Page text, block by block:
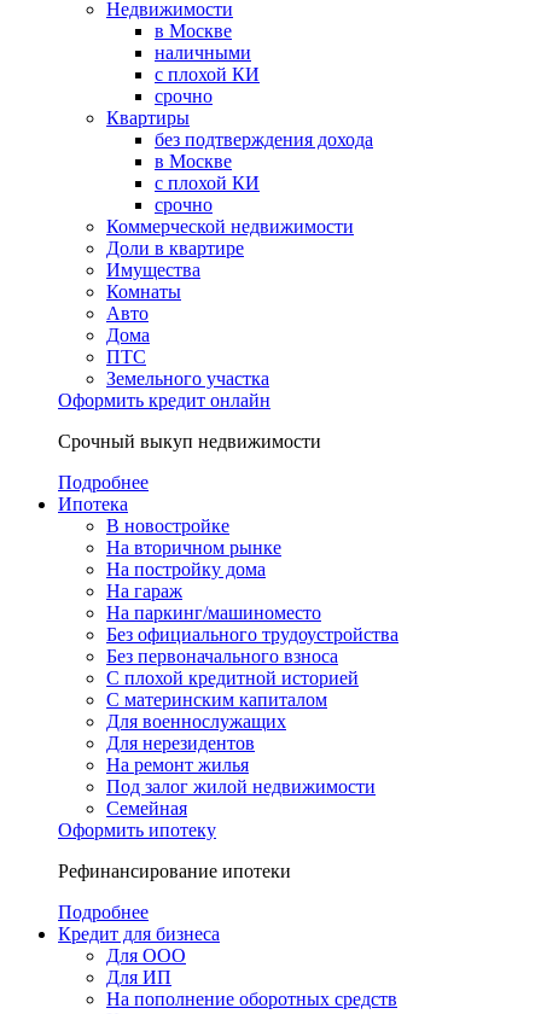
Недвижимости
в Москве
наличными
с плохой КИ
срочно
Квартиры
без подтверждения дохода
в Москве
с плохой КИ
срочно
Коммерческой недвижимости
Доли в квартире
Имущества
Комнаты
Авто
Дома
ПТС
Земельного участка
Оформить кредит онлайн
Срочный выкуп недвижимости
Подробнее
Ипотека
В новостройке
На вторичном рынке
На постройку дома
На гараж
На паркинг/машиноместо
Без официального трудоустройства
Без первоначального взноса
С плохой кредитной историей
С материнским капиталом
Для военнослужащих
Для нерезидентов
На ремонт жилья
Под залог жилой недвижимости
Семейная
Оформить ипотеку
Рефинансирование ипотеки
Подробнее
Кредит для бизнеса
Для ООО
Для ИП
На пополнение оборотных средств